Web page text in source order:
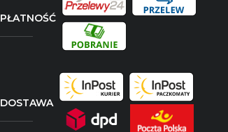
PŁATNOŚĆ
DOSTAWA